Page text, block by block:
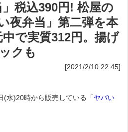
税込390円! 松屋の
夜弁当」第二弾を本
で実質312円。揚げ
クも
[2021/2/10 22:45]
水)20時から販売している「ヤバい